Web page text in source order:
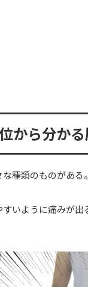
から分か
種類のものがある。
いように痛みが